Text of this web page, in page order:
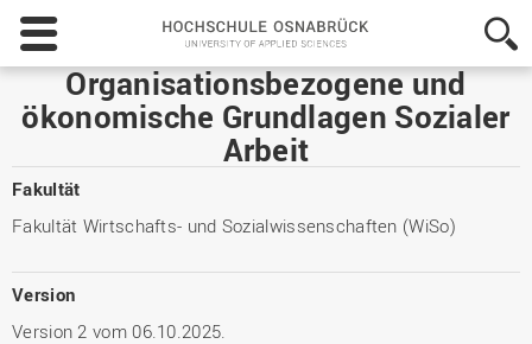
Hochschule
Osnabrück
-
University
of
Sciences
Organisationsbezogene und
ökonomische Grundlagen Sozialer
Arbeit
Fakultät
Fakultät Wirtschafts- und Sozialwissenschaften (WiSo)
Version
Version 2 vom 06.10.2025.